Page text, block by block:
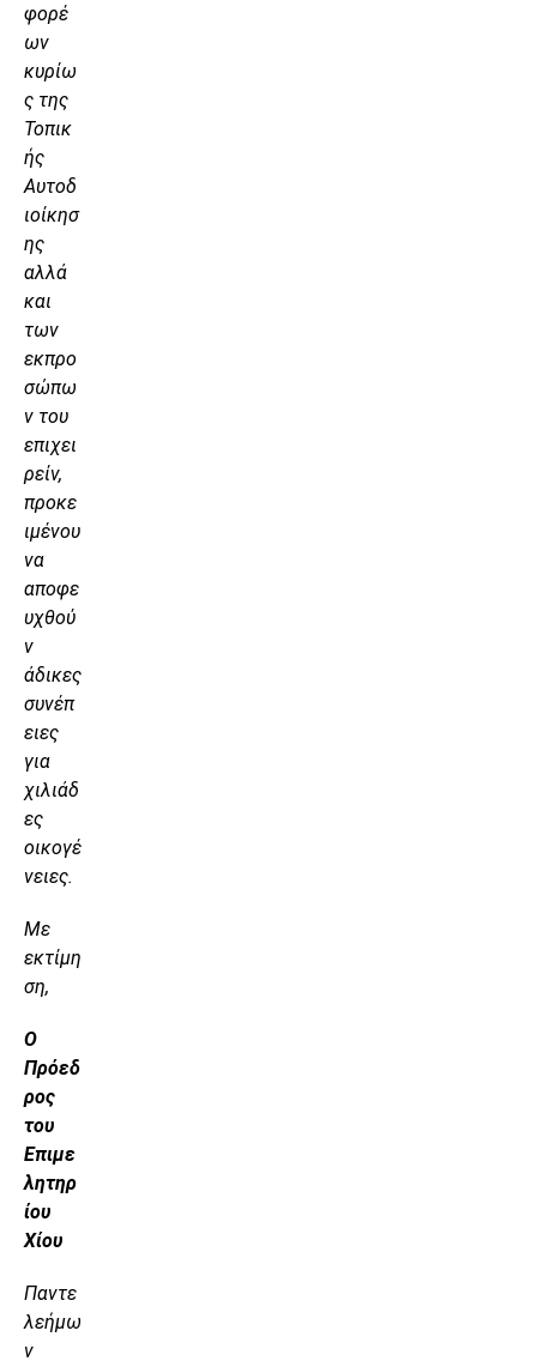
φορέ
ων
κυρίω
ς της
Τοπικ
ής
Αυτοδ
ιοίκησ
ης
αλλά
και
των
εκπρο
σώπω
ν του
επιχει
ρείν,
προκε
ιμένου
να
αποφε
υχθού
ν
άδικες
συνέπ
ειες
για
χιλιάδ
ες
οικογέ
νειες.
Με
εκτίμη
ση,
Ο
Πρόεδ
ρος
του
Επιμε
λητηρ
ίου
Χίου
Παντε
λεήμω
ν